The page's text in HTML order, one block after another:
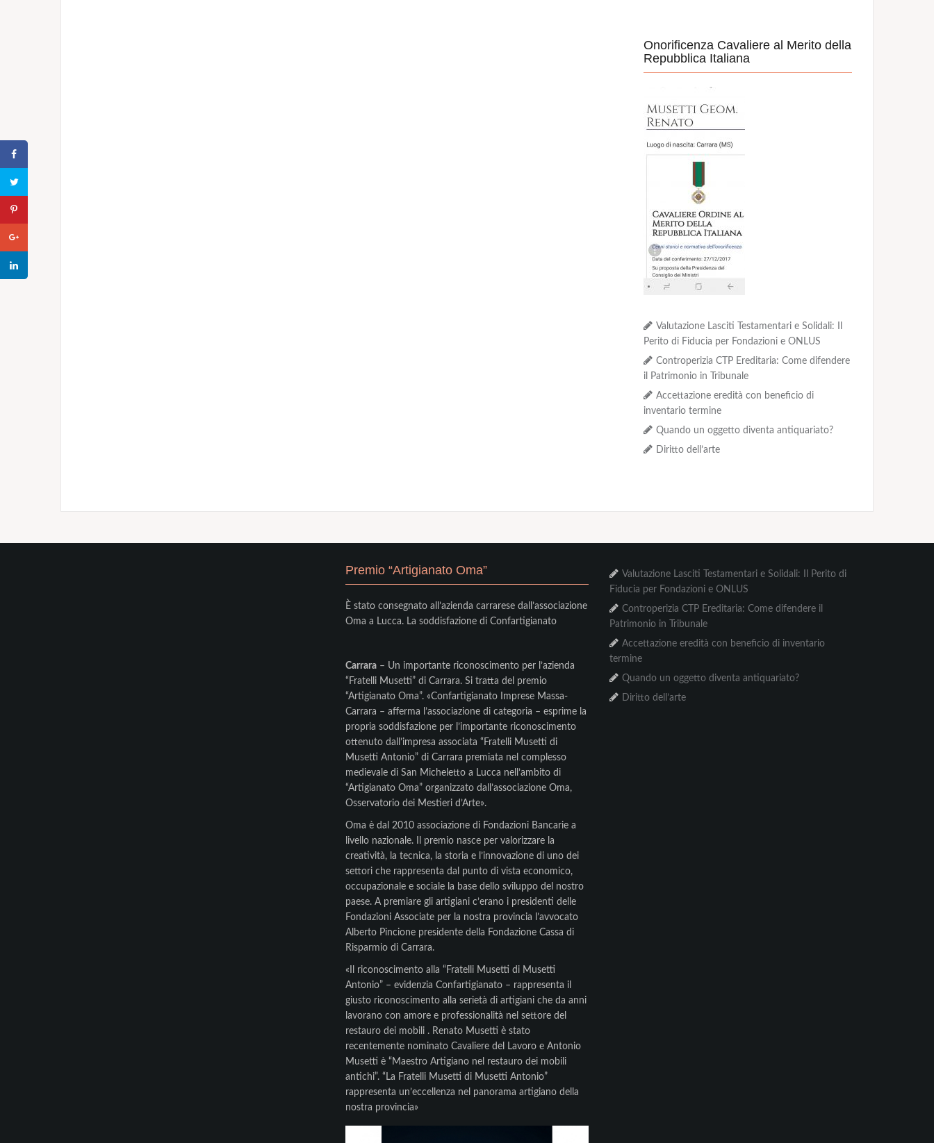
Onorificenza Cavaliere al Merito della
Repubblica Italiana
Valutazione Lasciti Testamentari e Solidali: Il
Perito di Fiducia per Fondazioni e ONLUS
Controperizia CTP Ereditaria: Come difendere
il Patrimonio in Tribunale
Accettazione eredità con beneficio di
inventario termine
Quando un oggetto diventa antiquariato?
Diritto dell’arte
Premio “Artigianato Oma”
È stato consegnato all’azienda carrarese dall’associazione
Oma a Lucca. La soddisfazione di Confartigianato
Carrara – Un importante riconoscimento per l’azienda
“Fratelli Musetti” di Carrara. Si tratta del premio
“Artigianato Oma”. «Confartigianato Imprese Massa-
Carrara – afferma l’associazione di categoria – esprime la
propria soddisfazione per l’importante riconoscimento
ottenuto dall’impresa associata “Fratelli Musetti di
Musetti Antonio” di Carrara premiata nel complesso
medievale di San Micheletto a Lucca nell’ambito di
“Artigianato Oma” organizzato dall’associazione Oma,
Osservatorio dei Mestieri d’Arte».
Oma è dal 2010 associazione di Fondazioni Bancarie a
livello nazionale. Il premio nasce per valorizzare la
creatività, la tecnica, la storia e l’innovazione di uno dei
settori che rappresenta dal punto di vista economico,
occupazionale e sociale la base dello sviluppo del nostro
paese. A premiare gli artigiani c’erano i presidenti delle
Fondazioni Associate per la nostra provincia l’avvocato
Alberto Pincione presidente della Fondazione Cassa di
Risparmio di Carrara.
«Il riconoscimento alla “Fratelli Musetti di Musetti
Antonio” – evidenzia Confartigianato – rappresenta il
giusto riconoscimento alla serietà di artigiani che da anni
lavorano con amore e professionalità nel settore del
restauro dei mobili . Renato Musetti è stato
recentemente nominato Cavaliere del Lavoro e Antonio
Musetti è “Maestro Artigiano nel restauro dei mobili
antichi”. “La Fratelli Musetti di Musetti Antonio”
rappresenta un’eccellenza nel panorama artigiano della
nostra provincia»
Valutazione Lasciti Testamentari e Solidali: Il Perito di
Fiducia per Fondazioni e ONLUS
Controperizia CTP Ereditaria: Come difendere il
Patrimonio in Tribunale
Accettazione eredità con beneficio di inventario
termine
Quando un oggetto diventa antiquariato?
Diritto dell’arte